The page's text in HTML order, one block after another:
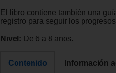
El libro contiene también una
registro para seguir los
Nivel: De 6 a 8 años.
Contenido Información